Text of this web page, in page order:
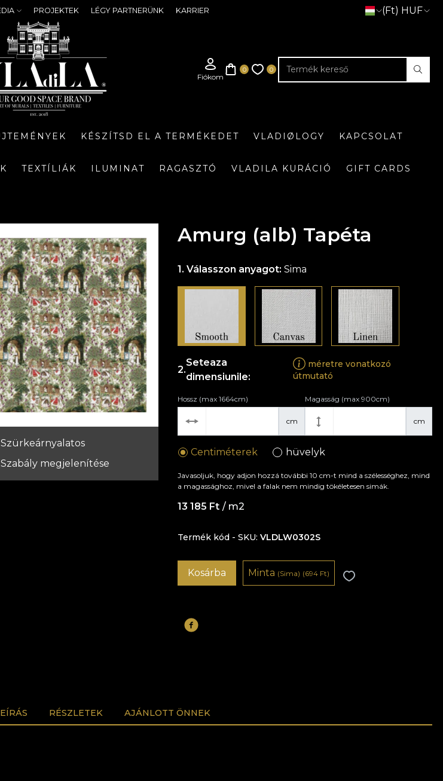
PROJEKTEK LÉGY PARTNERÜNK KARRIER (Ft) HUF
KÉSZÍTSD EL A TERMÉKEDET VLADIØLOGY KAPCSOLAT
TEXTÍLIÁK ILUMINAT RAGASZTÓ VLADILA KURÁCIÓ GIFT CARDS
Szürkeárnyalatos
Szabály megjelenítése
Amurg (alb) Tapéta
Válasszon anyagot:Sima
Seteaza
dimensiunile:
méretre vonatkozó
útmutató
cm
Hossz (max 1664cm)
cm
Magasság (max 900cm)
Centiméterek hüvelyk
Javasoljuk, hogy adjon hozzá további 10 cm-t mind a szélességhez, mind
a magassághoz, mivel a falak nem mindig tökéletesen simák.
13 185 Ft / m2
Termék kód - SKU VLDLW0302S
Kosárba Minta (Sima) (694 Ft)
RÉSZLETEK AJÁNLOTT ÖNNEK